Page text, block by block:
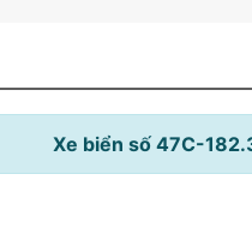
Xe biển số 47C-